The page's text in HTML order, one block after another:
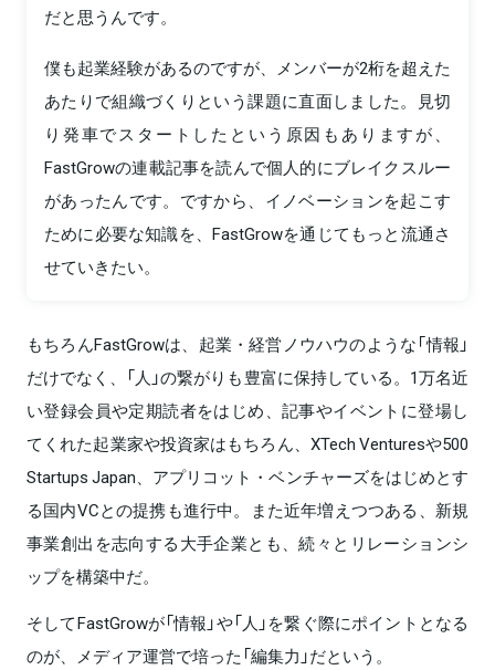
だと思うんです。
僕も起業経験があるのですが、メンバーが2桁を超えた
あたりで組織づくりという課題に直面しました。見切
り発車でスタートしたという原因もありますが、
FastGrowの連載記事を読んで個人的にブレイクスルー
があったんです。ですから、イノベーションを起こす
ために必要な知識を、FastGrowを通じてもっと流通さ
せていきたい。
もちろんFastGrowは、起業・経営ノウハウのような「情報」
だけでなく、「人」の繋がりも豊富に保持している。1万名近
い登録会員や定期読者をはじめ、記事やイベントに登場し
てくれた起業家や投資家はもちろん、XTech Venturesや500
Startups Japan、アプリコット・ベンチャーズをはじめとす
る国内VCとの提携も進行中。また近年増えつつある、新規
事業創出を志向する大手企業とも、続々とリレーションシ
ップを構築中だ。
そしてFastGrowが「情報」や「人」を繋ぐ際にポイントとなる
のが、メディア運営で培った「編集力」だという。